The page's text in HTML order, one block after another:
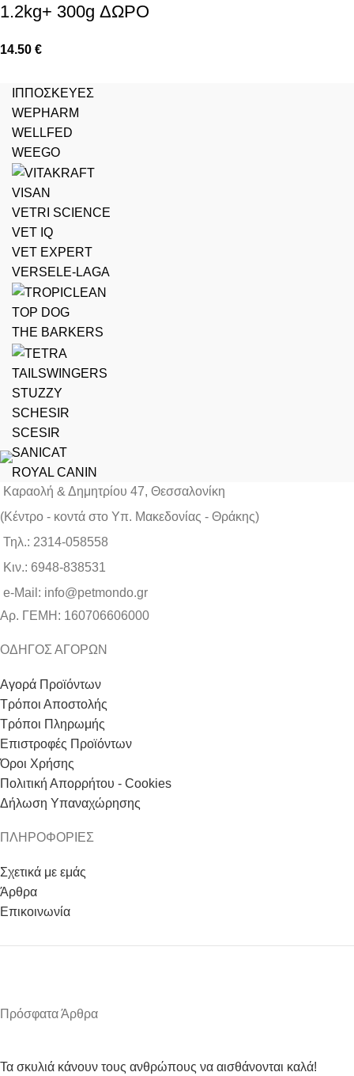
1.2kg+ 300g ΔΩΡΟ
14.50 €
ΙΠΠΟΣΚΕΥΕΣ
WEPHARM
WELLFED
WEEGO
VISAN
VETRI SCIENCE
VET IQ
VET EXPERT
VERSELE-LAGA
TOP DOG
THE BARKERS
TAILSWINGERS
STUZZY
SCHESIR
SCESIR
SANICAT
ROYAL CANIN
Καραολή & Δημητρίου 47, Θεσσαλονίκη
(Kέντρο - κοντά στο Yπ. Μακεδονίας - Θράκης)
Τηλ.: 2314-058558
Κιν.: 6948-838531
e-Mail: info@petmondo.gr
Aρ. ΓΕΜΗ: 160706606000
ΟΔΗΓΟΣ ΑΓΟΡΩΝ
Αγορά Προϊόντων
Τρόποι Αποστολής
Τρόποι Πληρωμής
Επιστροφές Προϊόντων
Όροι Χρήσης
Πολιτική Απορρήτου - Cookies
Δήλωση Υπαναχώρησης
ΠΛΗΡΟΦΟΡΙΕΣ
Σχετικά με εμάς
Άρθρα
Επικοινωνία
Πρόσφατα Άρθρα
Τα σκυλιά κάνουν τους ανθρώπους να αισθάνονται καλά!